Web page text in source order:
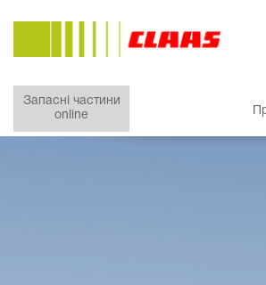
Запасні частини
online